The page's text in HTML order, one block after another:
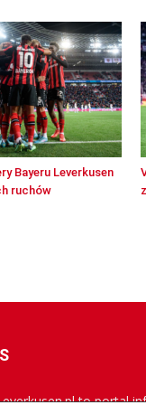
Bayeru Leverkusen
ruchów
to portal